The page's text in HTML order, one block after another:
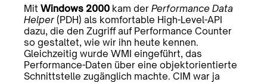
Mit Windows 2000 kam der Performance Data
Helper (PDH) als komfortable High-Level-API
dazu, die den Zugriff auf Performance Counter
so gestaltet, wie wir ihn heute kennen.
Gleichzeitig wurde WMI eingeführt, das
Performance-Daten über eine objektorientierte
Schnittstelle zugänglich machte. CIM war ja